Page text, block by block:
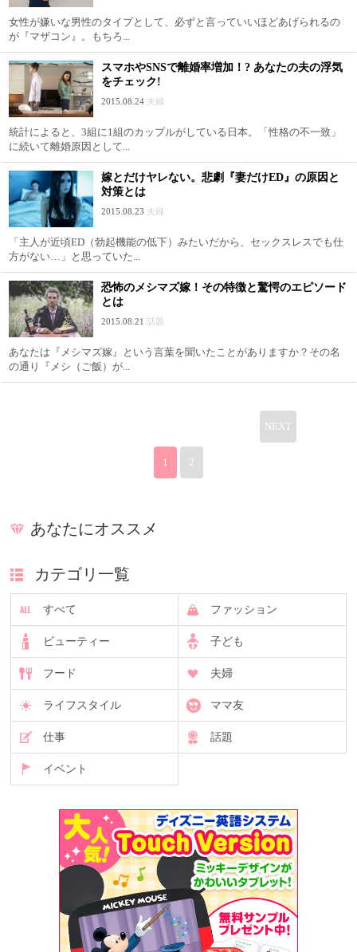
女性が嫌いな男性のタイプとして、必ずと言っていいほどあげられるの
が『マザコン』。もちろ...
スマホやSNSで離婚率増加！? あなたの夫の浮気
をチェック!
2015.08.24 夫婦
統計によると、3組に1組のカップルがしている日本。「性格の不一致」
に続いて離婚原因として...
嫁とだけヤレない。悲劇『妻だけED』の原因と
対策とは
2015.08.23 夫婦
「主人が近頃ED（勃起機能の低下）みたいだから、セックスレスでも仕
方がない…」と思っていた...
恐怖のメシマズ嫁！その特徴と驚愕のエピソード
とは
2015.08.21 話題
あなたは『メシマズ嫁』という言葉を聞いたことがありますか？その名
の通り『メシ（ご飯）が...
1 2
NEXT
あなたにオススメ
カテゴリ一覧
すべて ファッション
ビューティー 子ども
フード 夫婦
ライフスタイル ママ友
仕事 話題
イベント